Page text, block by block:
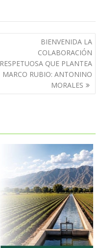
BIENVENIDA LA
COLABORACIÓN
RESPETUOSA QUE PLANTEA
MARCO RUBIO: ANTONINO
MORALES